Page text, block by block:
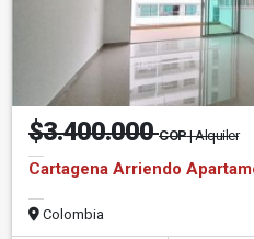
$3.400.000COP| Alquiler
Cartagena Arriendo
Colombia